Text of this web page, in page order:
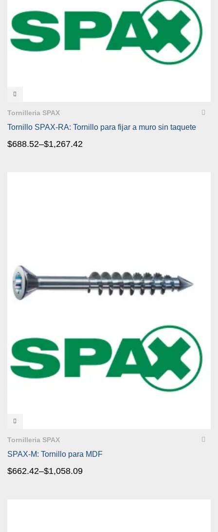
Tornilleria SPAX
Tornillo SPAX-RA: Tornillo para fijar a muro sin taquete
$688.52–$1,267.42
Tornilleria SPAX
SPAX-M: Tornillo para MDF
$662.42–$1,058.09